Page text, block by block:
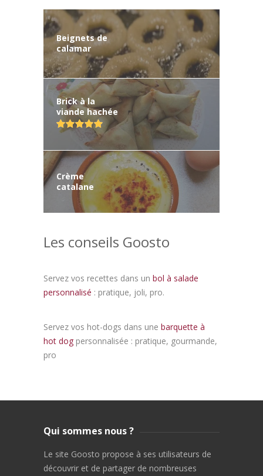
Beignets de
calamar
Brick à la
viande hachée
Crème
catalane
Les conseils Goosto
Servez vos recettes dans un bol à salade
personnalisé : pratique, joli, pro.
Servez vos hot-dogs dans une barquette à
hot dog personnalisée : pratique, gourmande,
pro
Qui sommes nous ?
Le site Goosto propose à ses utilisateurs de
découvrir et de partager de nombreuses